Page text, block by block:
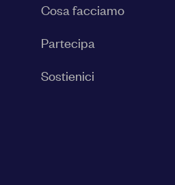
Cosa facciamo
Partecipa
Sostienici